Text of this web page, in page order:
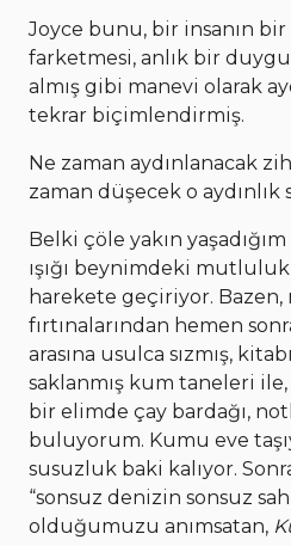
Joyce bunu, bir insanın
farketmesi, anlık bir
almış gibi manevi olarak
tekrar biçimlendirmiş.
Ne zaman aydınlanacak
zaman düşecek o aydınlık
Belki çöle yakın
ışığı beynimdeki mutluluk
harekete geçiriyor.
fırtınalarından hemen
arasına usulca sızmış,
saklanmış kum taneleri
bir elimde çay bardağı,
buluyorum. Kumu eve
susuzluk baki kalıyor.
“sonsuz denizin sonsuz
olduğumuzu anımsatan,